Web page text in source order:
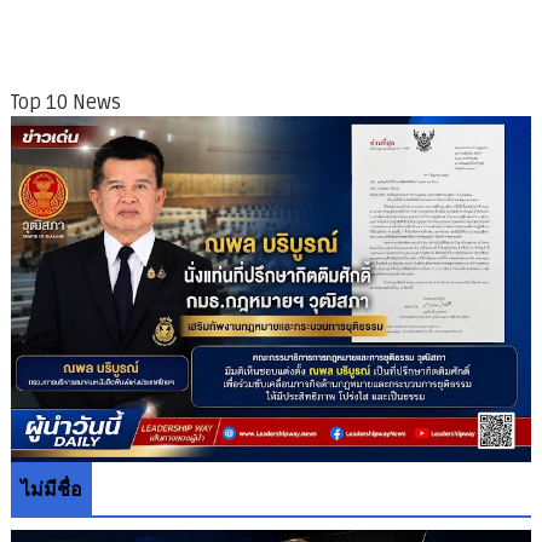
Top 10 News
ไม่มีชื่อ